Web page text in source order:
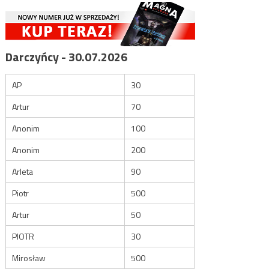
Darczyńcy - 30.07.2026
AP
30
Artur
70
Anonim
100
Anonim
200
Arleta
90
Piotr
500
Artur
50
PIOTR
30
Mirosław
500